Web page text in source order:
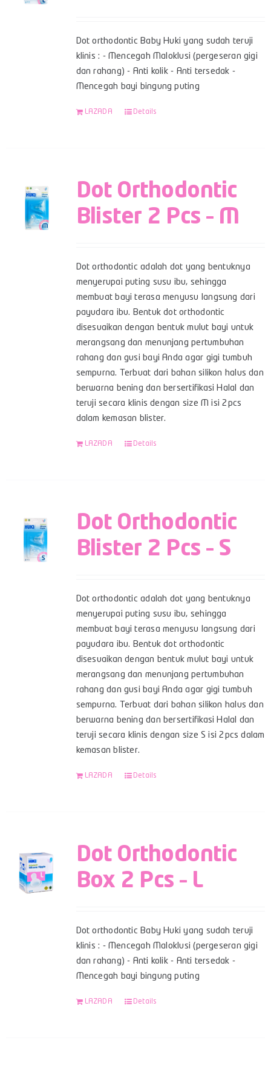
Dot orthodontic Baby Huki yang sudah teruji
klinis : - Mencegah Maloklusi (pergeseran gigi
dan rahang) - Anti kolik - Anti tersedak -
Mencegah bayi bingung puting
LAZADA Details
Dot Orthodontic
Blister 2 Pcs – M
Dot orthodontic adalah dot yang bentuknya
menyerupai puting susu ibu, sehingga
membuat bayi terasa menyusu langsung dari
payudara ibu. Bentuk dot orthodontic
disesuaikan dengan bentuk mulut bayi untuk
merangsang dan menunjang pertumbuhan
rahang dan gusi bayi Anda agar gigi tumbuh
sempurna. Terbuat dari bahan silikon halus dan
berwarna bening dan bersertifikasi Halal dan
teruji secara klinis dengan size M isi 2pcs
dalam kemasan blister.
LAZADA Details
Dot Orthodontic
Blister 2 Pcs – S
Dot orthodontic adalah dot yang bentuknya
menyerupai puting susu ibu, sehingga
membuat bayi terasa menyusu langsung dari
payudara ibu. Bentuk dot orthodontic
disesuaikan dengan bentuk mulut bayi untuk
merangsang dan menunjang pertumbuhan
rahang dan gusi bayi Anda agar gigi tumbuh
sempurna. Terbuat dari bahan silikon halus dan
berwarna bening dan bersertifikasi Halal dan
teruji secara klinis dengan size S isi 2pcs dalam
kemasan blister.
LAZADA Details
Dot Orthodontic
Box 2 Pcs – L
Dot orthodontic Baby Huki yang sudah teruji
klinis : - Mencegah Maloklusi (pergeseran gigi
dan rahang) - Anti kolik - Anti tersedak -
Mencegah bayi bingung puting
LAZADA Details